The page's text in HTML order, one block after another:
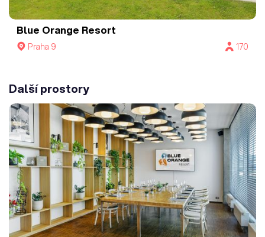
Blue Orange Resort
Praha 9 170
Další prostory